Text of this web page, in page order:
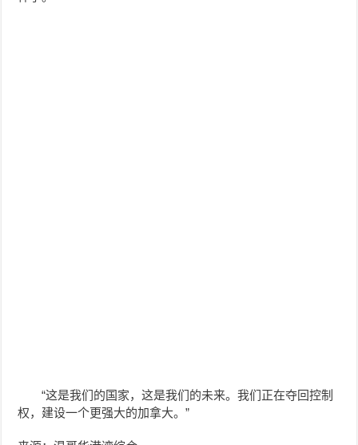
“这是我们的国家，这是我们的未来。我们正在夺回控制
权，建设一个更强大的加拿大。”